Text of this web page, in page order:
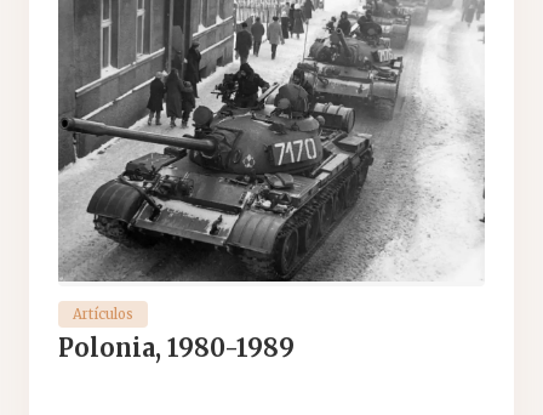
Artículos
Polonia, 1980-1989